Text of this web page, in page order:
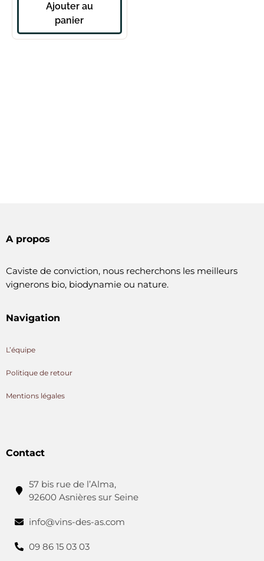
Ajouter au
panier
A propos
Caviste de conviction, nous recherchons les meilleurs
vignerons bio, biodynamie ou nature.
Navigation
L’équipe
Politique de retour
Mentions légales
Contact
57 bis rue de l’Alma,
92600 Asnières sur Seine
info@vins-des-as.com
09 86 15 03 03